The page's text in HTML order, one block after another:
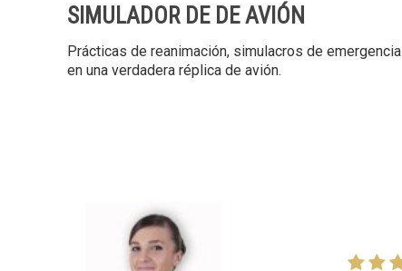
SIMULADOR DE DE AVIÓN
Prácticas de reanimación, simulacros de emergencia
en una verdadera réplica de avión.